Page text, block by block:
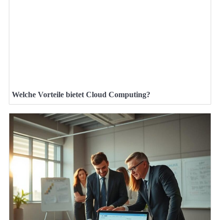
Welche Vorteile bietet Cloud Computing?